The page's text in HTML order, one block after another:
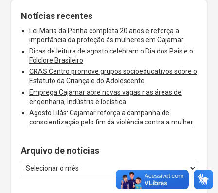
Notícias recentes
Lei Maria da Penha completa 20 anos e reforça a
importância da proteção às mulheres em Cajamar
Dicas de leitura de agosto celebram o Dia dos Pais e o
Folclore Brasileiro
CRAS Centro promove grupos socioeducativos sobre o
Estatuto da Criança e do Adolescente
Emprega Cajamar abre novas vagas nas áreas de
engenharia, indústria e logística
Agosto Lilás: Cajamar reforça a campanha de
conscientização pelo fim da violência contra a mulher
Arquivo de notícias